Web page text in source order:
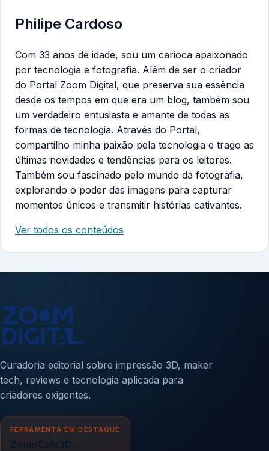
Philipe Cardoso
Com 33 anos de idade, sou um carioca apaixonado
por tecnologia e fotografia. Além de ser o criador
do Portal Zoom Digital, que preserva sua essência
desde os tempos em que era um blog, também sou
um verdadeiro entusiasta e amante de todas as
formas de tecnologia. Através do Portal,
compartilho minha paixão pela tecnologia e trago as
últimas novidades e tendências para os leitores.
Também sou fascinado pelo mundo da fotografia,
explorando o poder das imagens para capturar
momentos únicos e transmitir histórias cativantes.
Ver todos os conteúdos
Curadoria editorial sobre impressão 3D, maker
tech, reviews e tecnologia aplicada para
criadores exigentes.
FERRAMENTA EM DESTAQUE
ZoomCalc3D